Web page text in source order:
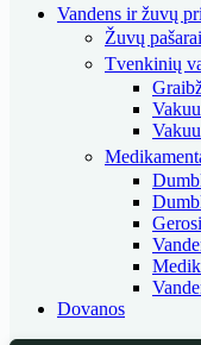
Vandens ir žuvų
Žuvų pašarai
Tvenkinių
Dovanos